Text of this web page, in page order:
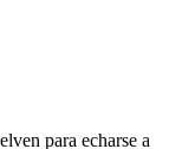
para echarse a